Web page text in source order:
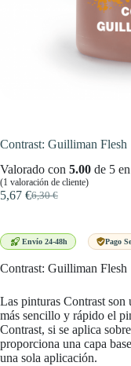
Contrast: Guilliman Flesh
Valorado con 5.00 de 5
(1 valoración de cliente)
6,30€
El
era:
5,67 €El
es:
Envío 24-48h Pago
Contrast: Guilliman Flesh
Las pinturas Contrast son
más sencillo y rápido el
Contrast, si se aplica
proporciona una capa
una sola aplicación.